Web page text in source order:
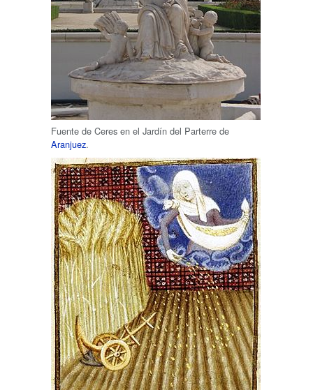
Fuente de Ceres en el Jardín del Parterre de
Aranjuez.